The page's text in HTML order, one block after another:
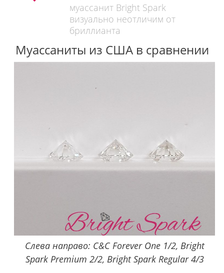
муассанит Bright Spark
визуально неотличим от
бриллианта
Муассаниты из США в сравнении
Слева направо: C&C Forever One 1/2, Bright
Spark Premium 2/2, Bright Spark Regular 4/3